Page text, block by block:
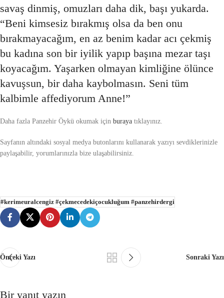
savaş dinmiş, omuzları daha dik, başı yukarda.
“Beni kimsesiz bırakmış olsa da ben onu
bırakmayacağım, en az benim kadar acı çekmiş
bu kadına son bir iyilik yapıp başına mezar taşı
koyacağım. Yaşarken olmayan kimliğine ölünce
kavuşsun, bir daha kaybolmasın. Seni tüm
kalbimle affediyorum Anne!”
Daha fazla Panzehir Öykü okumak için buraya tıklayınız.
Sayfanın altındaki sosyal medya butonlarını kullanarak yazıyı sevdiklerinizle
paylaşabilir, yorumlarınızla bize ulaşabilirsiniz.
#kerimeuralcengiz #çekmecedekiçocukluğum #panzehirdergi
Önceki Yazı Sonraki Yazı
Bir yanıt yazın